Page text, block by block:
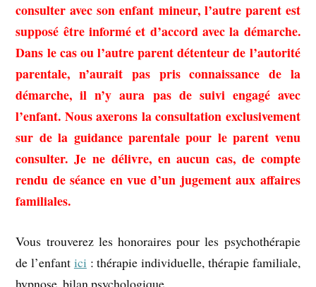
consulter avec son enfant mineur, l’autre parent est
supposé être informé et d’accord avec la démarche.
Dans le cas ou l’autre parent détenteur de l’autorité
parentale, n’aurait pas pris connaissance de la
démarche, il n’y aura pas de suivi engagé avec
l’enfant. Nous axerons la consultation exclusivement
sur de la guidance parentale pour le parent venu
consulter. Je ne délivre, en aucun cas, de compte
rendu de séance en vue d’un jugement aux affaires
familiales.
Vous trouverez les honoraires pour les psychothérapie
de l’enfant ici: thérapie individuelle, thérapie familiale,